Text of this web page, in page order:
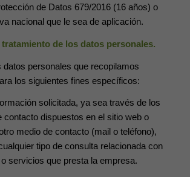
de Datos 679/2016 (16 años) o
nacional que le sea de aplicación.
de los datos personales.
datos personales que recopilamos
los siguientes fines específicos:
solicitada, ya sea través de los
contacto dispuestos en el sitio web o
medio de contacto (mail o teléfono),
tipo de consulta relacionada con
servicios que presta la empresa.